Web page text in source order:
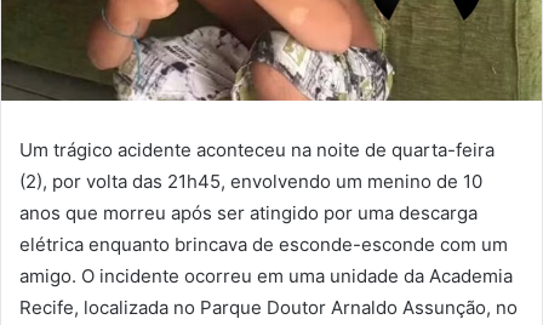
Um trágico acidente aconteceu na noite de quarta-feira
(2), por volta das 21h45, envolvendo um menino de 10
anos que morreu após ser atingido por uma descarga
elétrica enquanto brincava de esconde-esconde com um
amigo. O incidente ocorreu em uma unidade da Academia
Recife, localizada no Parque Doutor Arnaldo Assunção, no